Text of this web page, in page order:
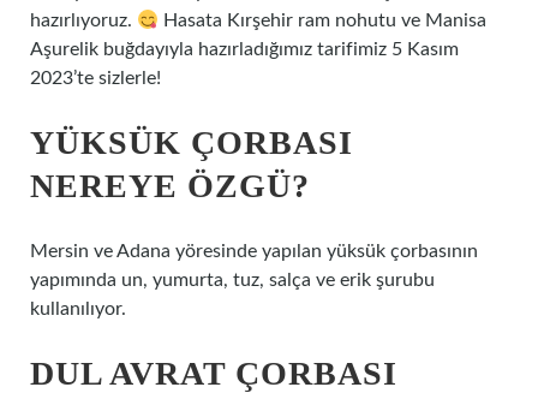
hazırlıyoruz.
Hasata Kırşehir ram nohutu ve Manisa
Aşurelik buğdayıyla hazırladığımız tarifimiz 5 Kasım
2023’te sizlerle!
YÜKSÜK ÇORBASI
NEREYE ÖZGÜ?
Mersin ve Adana yöresinde yapılan yüksük çorbasının
yapımında un, yumurta, tuz, salça ve erik şurubu
kullanılıyor.
DUL AVRAT ÇORBASI